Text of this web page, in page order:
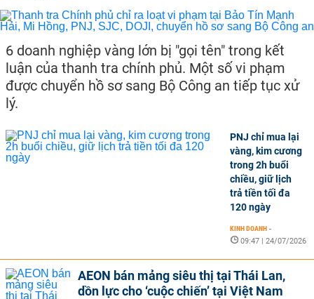
6 doanh nghiệp vàng lớn bị "gọi tên" trong kết
luận của thanh tra chính phủ. Một số vi phạm
được chuyển hồ sơ sang Bộ Công an tiếp tục xử
lý.
PNJ chỉ mua lại
vàng, kim cương
trong 2h buổi
chiều, giữ lịch
trả tiền tối đa
120 ngày
KINH DOANH -
09:47 | 24/07/2026
AEON bán mảng siêu thị tại Thái Lan,
dồn lực cho ‘cuộc chiến’ tại Việt Nam